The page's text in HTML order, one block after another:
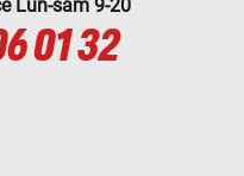
Lun-sam 9-20
01 32